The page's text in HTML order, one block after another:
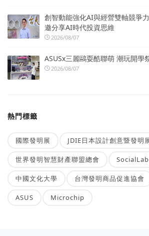
創智動能強化AI與經營雙軸競爭
邀分享AI時代投資思維
2026/08/07
ASUSx三麗鷗耍酷聯萌 潮玩開學
2026/08/07
熱門標籤
國際發明展 JDIE日本設計創意暨發明
世界發明智慧財產聯盟總會 SocialLab
中國文化大學 台灣發明商品促進協會
ASUS Microchip